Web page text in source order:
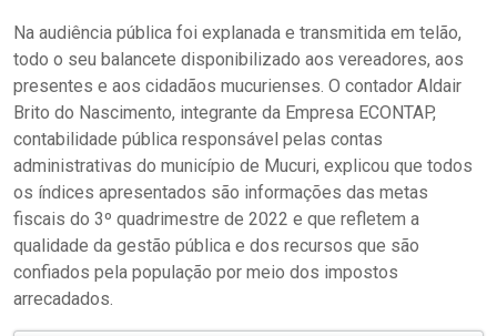
Na audiência pública foi explanada e transmitida em telão,
todo o seu balancete disponibilizado aos vereadores, aos
presentes e aos cidadãos mucurienses. O contador Aldair
Brito do Nascimento, integrante da Empresa ECONTAP,
contabilidade pública responsável pelas contas
administrativas do município de Mucuri, explicou que todos
os índices apresentados são informações das metas
fiscais do 3º quadrimestre de 2022 e que refletem a
qualidade da gestão pública e dos recursos que são
confiados pela população por meio dos impostos
arrecadados.